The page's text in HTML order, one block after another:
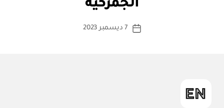
الجمركية
كاتب
س
ة
تاريخ
7 ديسمبر 2023